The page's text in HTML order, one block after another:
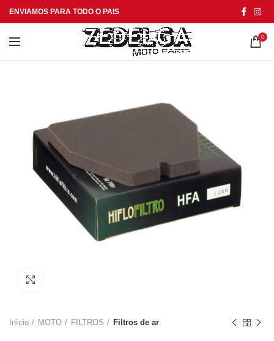
ENVIAMOS PARA TODO O PAIS
0
Início MOTO FILTROS Filtros de ar